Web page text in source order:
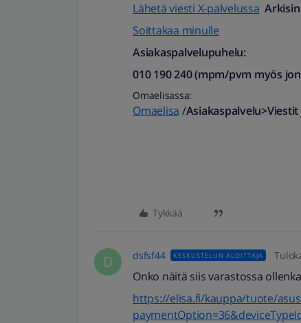
Lähetä viesti X-palvelussa
Soittakaa minulle
Asiakaspalvelupuhelu:
010 190 240 (mpm/pvm myös
Omaelisassa:
Omaelisa /
Tykkää
D dsfsf44 KESKUSTELUN ALOITTAJA
Onko näitä siis varastossa
https://elisa.fi/kauppa/tuote/